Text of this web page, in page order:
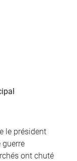
le président
guerre
ont chuté